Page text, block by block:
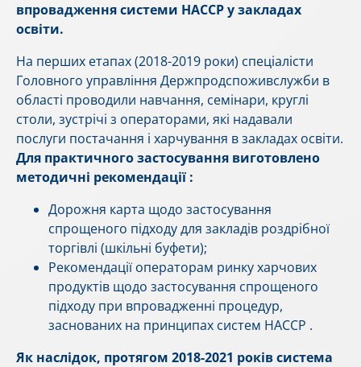
впровадження системи НАССР у закладах
освіти.
На перших етапах (2018-2019 роки) спеціалісти
Головного управління Держпродспоживслужби в
області проводили навчання, семінари, круглі
столи, зустрічі з операторами, які надавали
послуги постачання і харчування в закладах освіти.
Для практичного застосування виготовлено
методичні рекомендації :
Дорожня карта щодо застосування
спрощеного підходу для закладів роздрібної
торгівлі (шкільні буфети);
Рекомендації операторам ринку харчових
продуктів щодо застосування спрощеного
підходу при впровадженні процедур,
заснованих на принципах систем НАССР .
Як наслідок, протягом 2018-2021 років система